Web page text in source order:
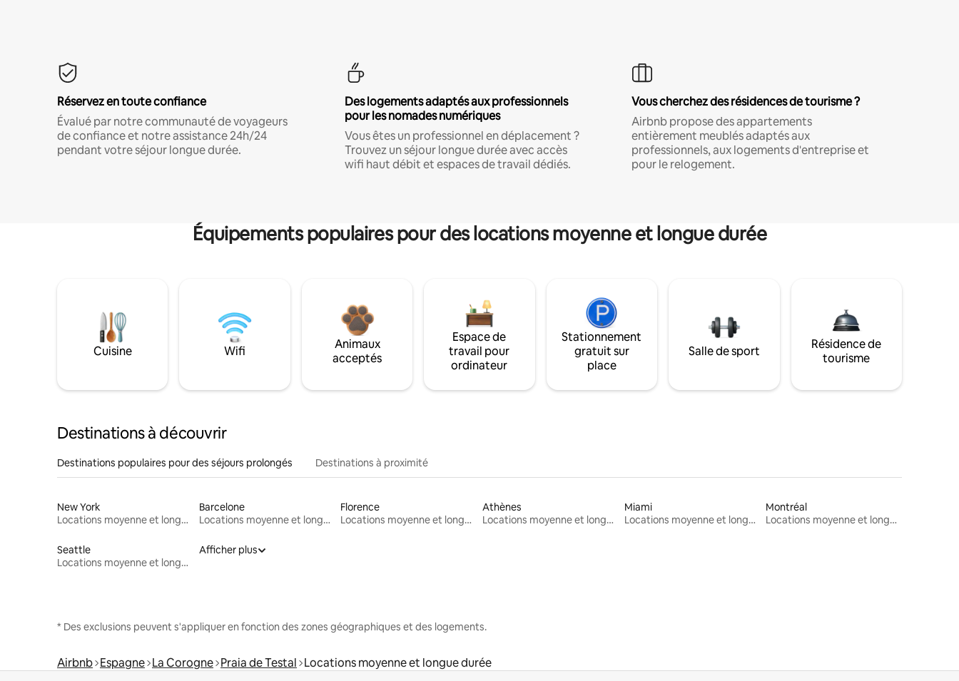
Réservez en toute confiance
Évalué par notre communauté de voyageurs
de confiance et notre assistance 24h/24
pendant votre séjour longue durée.
Des logements adaptés aux professionnels
pour les nomades numériques
Vous êtes un professionnel en déplacement ?
Trouvez un séjour longue durée avec accès
wifi haut débit et espaces de travail dédiés.
Vous cherchez des résidences de tourisme ?
Airbnb propose des appartements
entièrement meublés adaptés aux
professionnels, aux logements d'entreprise et
pour le relogement.
Équipements populaires pour des locations moyenne et longue durée
Cuisine Wifi
Animaux
acceptés
Espace de
travail pour
ordinateur
Stationnement
gratuit sur
place
Salle de sport
Résidence de
tourisme
Destinations à découvrir
Destinations populaires pour des séjours prolongés Destinations à proximité
New York
Locations moyenne et longue durée
Barcelone
Locations moyenne et longue durée
Florence
Locations moyenne et longue durée
Athènes
Locations moyenne et longue durée
Miami
Locations moyenne et longue durée
Montréal
Locations moyenne et longue durée
Seattle
Locations moyenne et longue durée
Afficher plus
* Des exclusions peuvent s'appliquer en fonction des zones géographiques et des logements.
Airbnb Espagne La Corogne Praia de Testal Locations moyenne et longue durée